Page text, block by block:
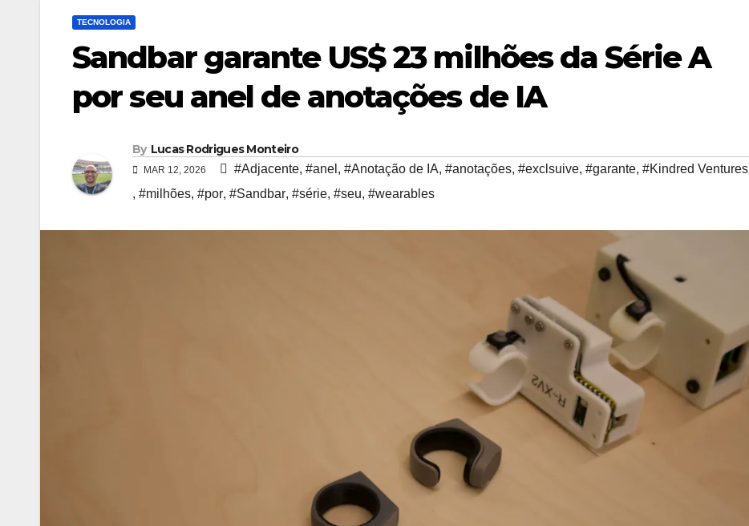
TECNOLOGIA
Sandbar garante US$ 23 milhões da Série A
por seu anel de anotações de IA
By Lucas Rodrigues Monteiro
MAR 12, 2026 #Adjacente, #anel , #Anotação de IA, #anotações, #exclsuive, #garante, #Kindred Ventures
, #milhões, #por, #Sandbar, #série, #seu, #wearables